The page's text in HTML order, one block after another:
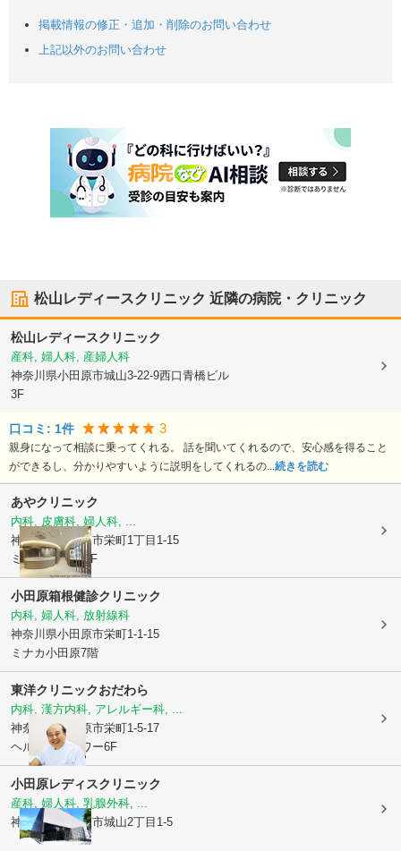
掲載情報の修正・追加・削除のお問い合わせ
上記以外のお問い合わせ
松山レディースクリニック 近隣の病院・クリニック
松山レディースクリニック
産科, 婦人科, 産婦人科
神奈川県小田原市城山3-22-9西口青橋ビル
3F
口コミ: 1件 3
親身になって相談に乗ってくれる。 話を聞いてくれるので、安心感を得ること
ができるし、分かりやすいように説明をしてくれるの...続きを読む
あやクリニック
内科, 皮膚科, 婦人科, ...
神奈川県小田原市栄町1丁目1-15
ミナカ小田原 8F
小田原箱根健診クリニック
内科, 婦人科, 放射線科
神奈川県小田原市栄町1-1-15
ミナカ小田原7階
東洋クリニックおだわら
内科, 漢方内科, アレルギー科, ...
神奈川県小田原市栄町1-5-17
ヘルスケアタワー6F
小田原レディスクリニック
産科, 婦人科, 乳腺外科, ...
神奈川県小田原市城山2丁目1-5